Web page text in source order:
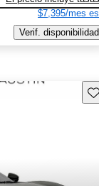
$7,395/mes
Verif. disponibilidad